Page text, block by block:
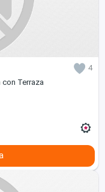
4
con Terraza